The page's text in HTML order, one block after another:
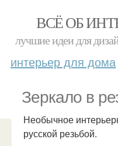
ВСЁ ОБ
лучшие идеи для
интерьер для дома
Зеркало в
Необычное
русской резьбой.